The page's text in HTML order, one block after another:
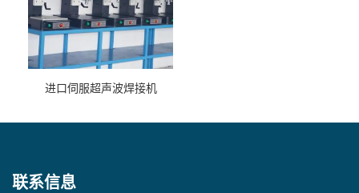
进口伺服超声波焊接机
联系信息